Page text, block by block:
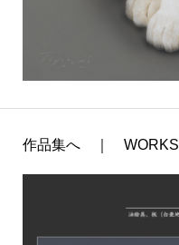
作品集へ ｜ WORKS